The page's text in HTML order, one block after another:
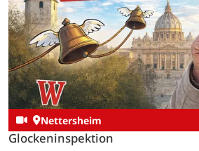
Nettersheim
Glockeninspektion